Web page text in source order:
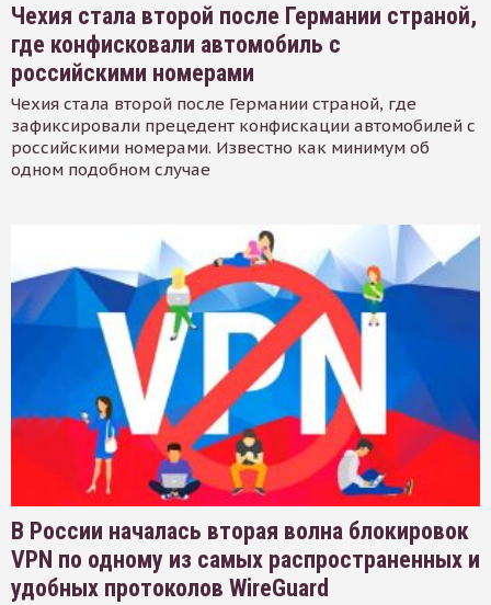
Чехия стала второй после Германии страной,
где конфисковали автомобиль с
российскими номерами
Чехия стала второй после Германии страной, где
зафиксировали прецедент конфискации автомобилей с
российскими номерами. Известно как минимум об
одном подобном случае
В России началась вторая волна блокировок
VPN по одному из самых распространенных и
удобных протоколов WireGuard